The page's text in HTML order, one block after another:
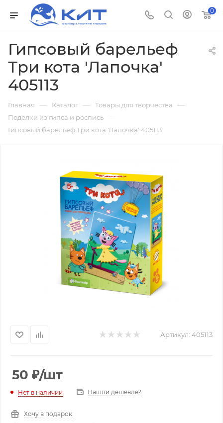
0
Гипсовый барельеф
Три кота 'Лапочка'
405113
Главная — Каталог — Товары для творчества —
Поделки из гипса и роспись —
Гипсовый барельеф Три кота 'Лапочка' 405113
Артикул: 405113
50 ₽/шт
Нет в наличии Нашли дешевле?
Хочу в подарок